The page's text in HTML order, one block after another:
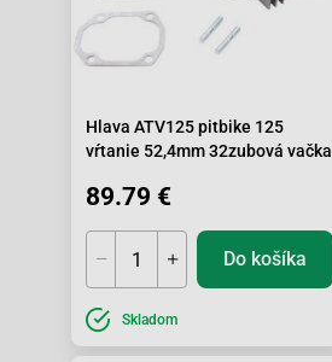
Hlava ATV125 pitbike 125
vŕtanie 52,4mm 32zubová vačka
89.79 €
Do košíka
Skladom